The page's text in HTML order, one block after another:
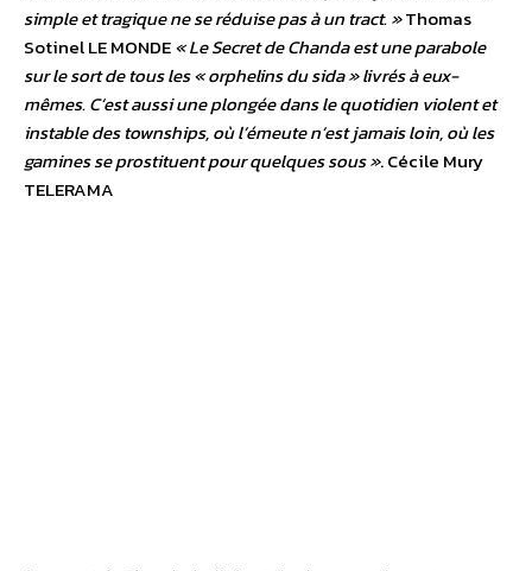
simple et tragique ne se réduise pas à un tract. »Thomas
Sotinel LE MONDE« Le Secret de Chanda est une parabole
sur le sort de tous les « orphelins du sida » livrés à eux-
mêmes. C’est aussi une plongée dans le quotidien violent et
instable des townships, où l’émeute n’est jamais loin, où les
gamines se prostituent pour quelques sous ». Cécile Mury
TELERAMA